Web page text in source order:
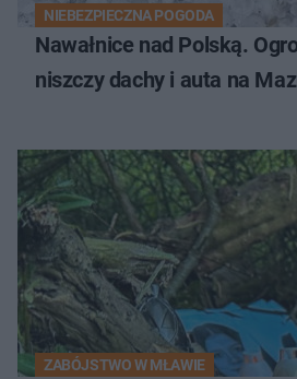
NIEBEZPIECZNA POGODA
Nawałnice nad Polską.
niszczy dachy i auta na
ZABÓJSTWO W MŁAWIE